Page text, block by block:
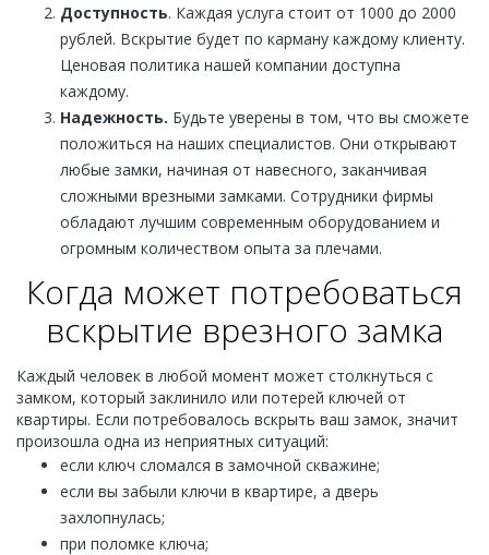
Доступность. Каждая услуга стоит от 1000 до 2000
рублей. Вскрытие будет по карману каждому клиенту.
Ценовая политика нашей компании доступна
каждому.
Надежность. Будьте уверены в том, что вы сможете
положиться на наших специалистов. Они открывают
любые замки, начиная от навесного, заканчивая
сложными врезными замками. Сотрудники фирмы
обладают лучшим современным оборудованием и
огромным количеством опыта за плечами.
Когда может потребоваться
вскрытие врезного замка
Каждый человек в любой момент может столкнуться с
замком, который заклинило или потерей ключей от
квартиры. Если потребовалось вскрыть ваш замок, значит
произошла одна из неприятных ситуаций:
если ключ сломался в замочной скважине;
если вы забыли ключи в квартире, а дверь
захлопнулась;
при поломке ключа;